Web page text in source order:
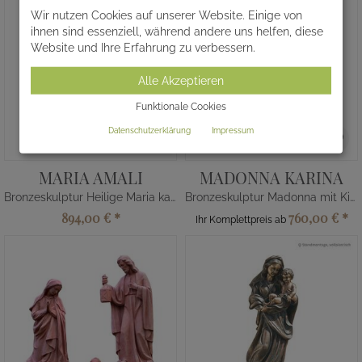
MARIA AMALI
Bronzeskulptur Heilige Maria kaufen
894,00 € *
MADONNA KARINA
Bronzeskulptur Madonna mit Kind
Ihr Komplettpreis ab 760,00 € *
Wir nutzen Cookies auf unserer Website. Einige von
ihnen sind essenziell, während andere uns helfen, diese
Website und Ihre Erfahrung zu verbessern.
Alle Akzeptieren
Funktionale Cookies
Datenschutzerklärung Impressum